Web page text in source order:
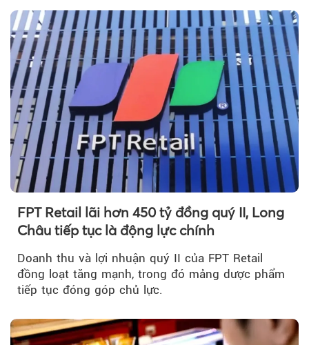
FPT Retail lãi hơn 450 tỷ đồng quý II, Long
Châu tiếp tục là động lực chính
Doanh thu và lợi nhuận quý II của FPT Retail
đồng loạt tăng mạnh, trong đó mảng dược phẩm
tiếp tục đóng góp chủ lực.